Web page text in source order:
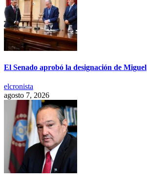
El Senado aprobó la designación de Miguel
elcronista
agosto 7, 2026